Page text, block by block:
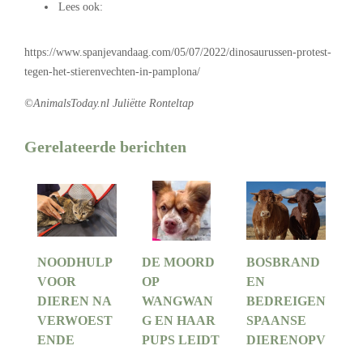
Lees ook:
https://www.spanjevandaag.com/05/07/2022/dinosaurussen-protest-
tegen-het-stierenvechten-in-pamplona/
©AnimalsToday.nl Juliëtte Ronteltap
Gerelateerde berichten
NOODHULP
VOOR
DIEREN NA
VERWOEST
ENDE
DE MOORD
OP
WANGWAN
G EN HAAR
PUPS LEIDT
BOSBRAND
EN
BEDREIGEN
SPAANSE
DIERENOPV